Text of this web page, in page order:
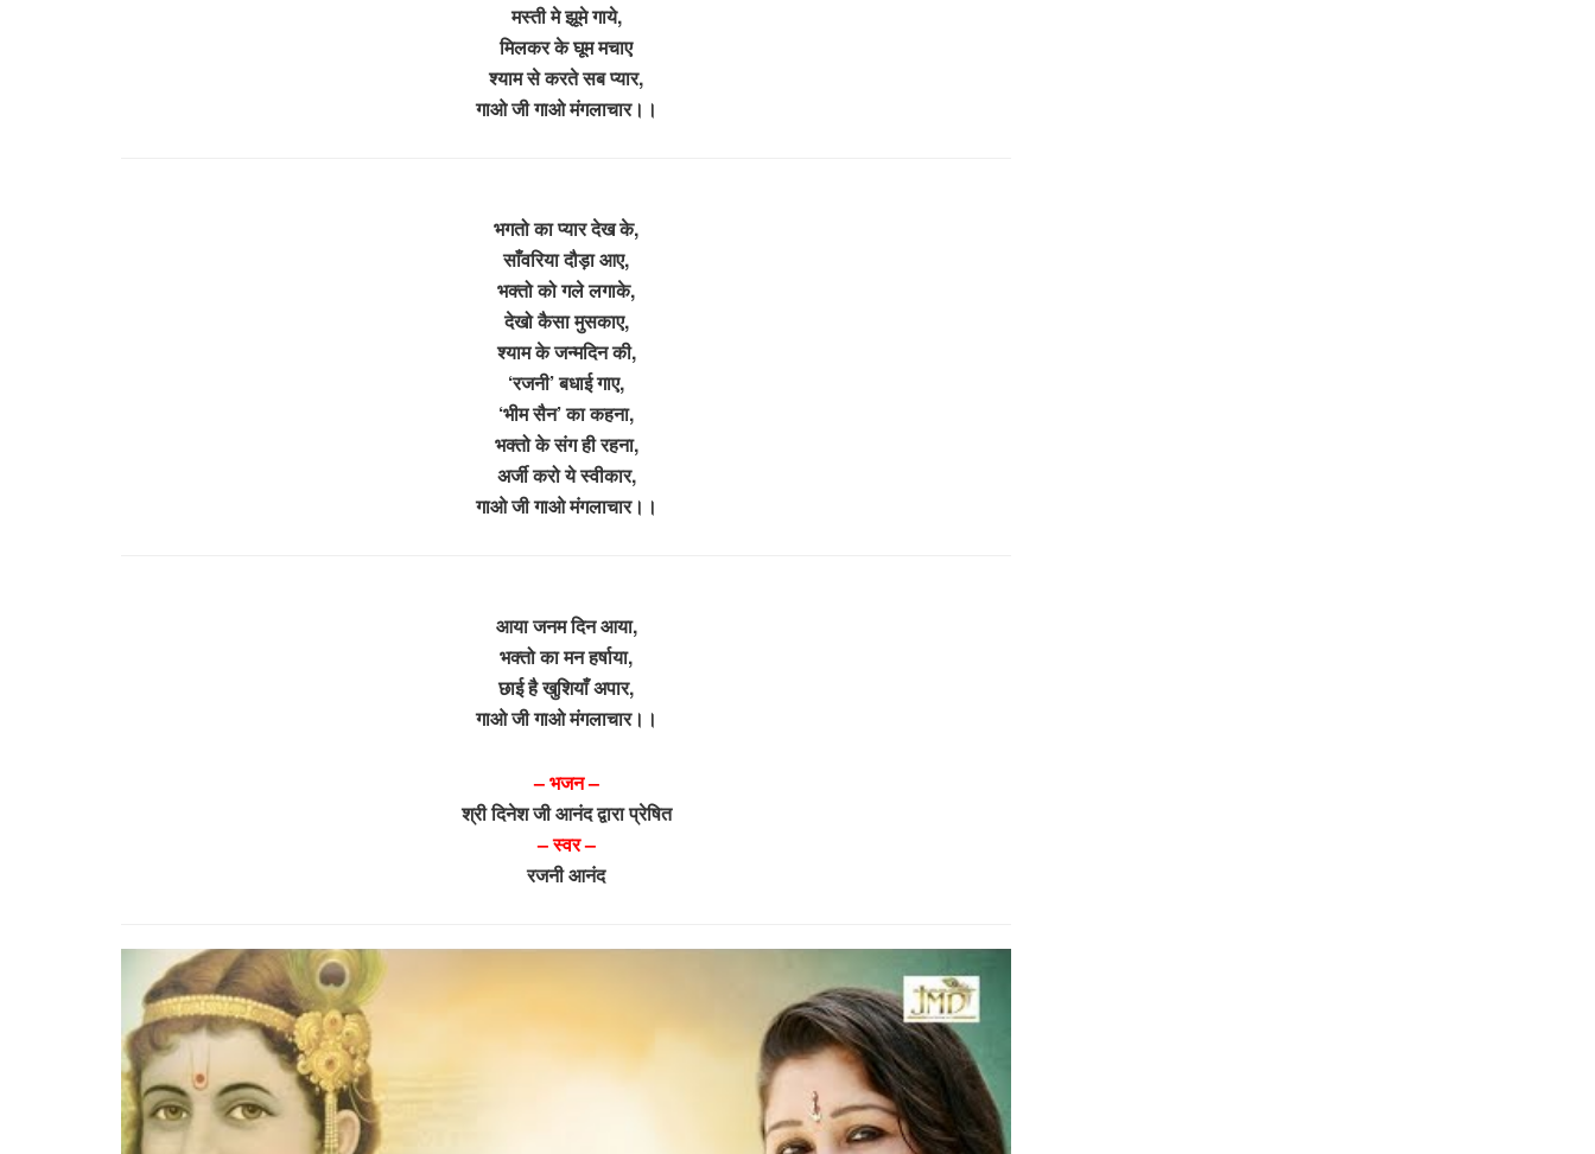
मस्ती मे झूमे गाये,
मिलकर के घूम मचाए
श्याम से करते सब प्यार,
गाओ जी गाओ मंगलाचार।।
भगतो का प्यार देख के,
साँवरिया दौड़ा आए,
भक्तो को गले लगाके,
देखो कैसा मुसकाए,
श्याम के जन्मदिन की,
‘रजनी’ बधाई गाए,
‘भीम सैन’ का कहना,
भक्तो के संग ही रहना,
अर्जी करो ये स्वीकार,
गाओ जी गाओ मंगलाचार।।
आया जनम दिन आया,
भक्तो का मन हर्षाया,
छाई है खुशियाँ अपार,
गाओ जी गाओ मंगलाचार।।
– भजन –
श्री दिनेश जी आनंद द्वारा प्रेषित
– स्वर –
रजनी आनंद